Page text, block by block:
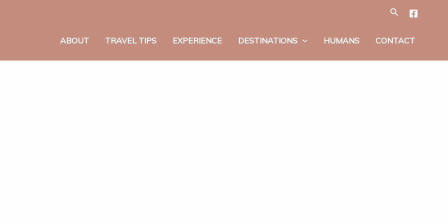
Tìm
ABOUT TRAVEL TIPS EXPERIENCE DESTINATIONS HUMANS CONTACT